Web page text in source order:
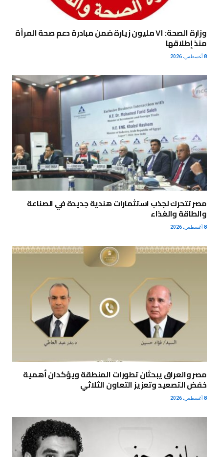
وزارة الصحة: ٧١ مليون زيارة ضمن مبادرة دعم صحة المرأة
منذ إطلاقها
8 أغسطس، 2026
مصر تتحرك لجذب استثمارات هندية جديدة في الصناعة
والطاقة والغذاء
8 أغسطس، 2026
مصر والعراق يبحثان تطورات المنطقة ويؤكدان أهمية
خفض التصعيد وتعزيز التعاون الثلاثي
8 أغسطس، 2026